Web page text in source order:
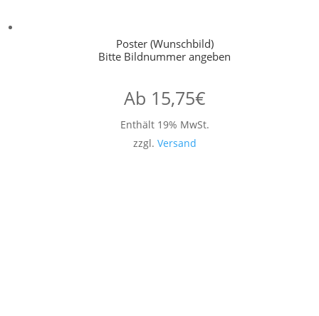
Poster (Wunschbild)
Bitte Bildnummer angeben
Ab 15,75€
Enthält 19% MwSt.
zzgl. Versand